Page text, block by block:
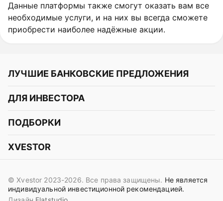
Данные платформы также смогут оказать вам все
необходимые услуги, и на них вы всегда сможете
приобрести наиболее надёжные акции.
ЛУЧШИЕ БАНКОВСКИЕ ПРЕДЛОЖЕНИЯ
Альфа-Банк
СБЕР
Газпромбанк
OZON Банк
Совкомбанк
ДЛЯ ИНВЕСТОРА
Курс акций
Курс облигаций
Прогнозы на криптовалюты
ПОДБОРКИ
Подборки акций
Подборки облигаций
XVESTOR
Вконтакте
© Xvestor 2023-2026. Все права защищены. Не является
индивидуальной инвестиционной рекомендацией.